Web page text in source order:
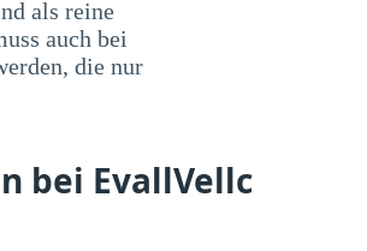
als reine
auch bei
die nur
bei EvallVellc